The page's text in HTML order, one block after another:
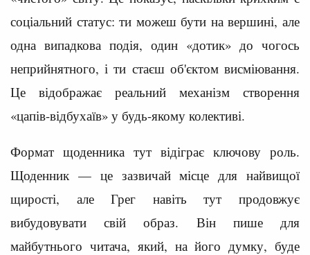
соціальний статус: ти можеш бути на вершині, але
одна випадкова подія, один «дотик» до чогось
неприйнятного, і ти стаєш об'єктом висміювання.
Це відображає реальний механізм створення
«цапів-відбухаїв» у будь-якому колективі.
Формат щоденника тут відіграє ключову роль.
Щоденник — це зазвичай місце для найвищої
щирості, але Грег навіть тут продовжує
вибудовувати свій образ. Він пише для
майбутнього читача, який, на його думку, буде